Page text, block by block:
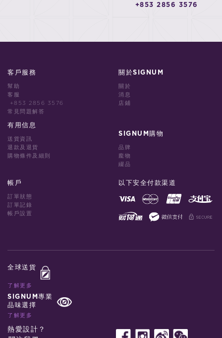
+853 2856 3576
客戶服務
幫助
客服
+853 2856 3576
常見問題解答
有用信息
送貨資訊
退款及退貨
購物條件及細則
關於SIGNUM
關於
消息
店鋪
SIGNUM購物
品牌
龐物
綴品
帳戶
訂單狀態
訂單記錄
帳戶設置
以下安全付款渠道
全球送貨
了解更多
SIGNUM專業
品味選擇
了解更多
熱愛設計？